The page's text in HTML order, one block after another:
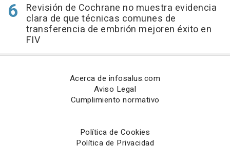
Revisión de Cochrane no muestra evidencia
clara de que técnicas comunes de
transferencia de embrión mejoren éxito en
FIV
Acerca de infosalus.com
Aviso Legal
Cumplimiento normativo
Política de Cookies
Política de Privacidad